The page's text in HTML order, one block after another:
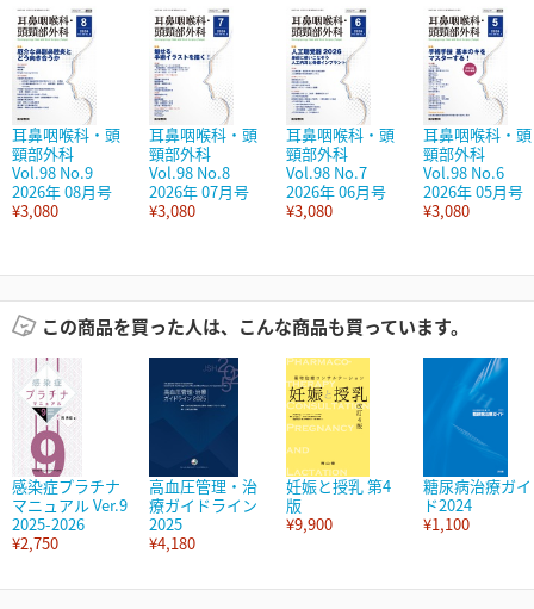
耳鼻咽喉科・頭
頸部外科
Vol.98 No.9
2026年 08月号
¥3,080
耳鼻咽喉科・頭
頸部外科
Vol.98 No.8
2026年 07月号
¥3,080
耳鼻咽喉科・頭
頸部外科
Vol.98 No.7
2026年 06月号
¥3,080
耳鼻咽喉科・頭
頸部外科
Vol.98 No.6
2026年 05月号
¥3,080
この商品を買った人は、こんな商品も買っています。
感染症プラチナ
マニュアル Ver.9
2025-2026
¥2,750
高血圧管理・治
療ガイドライン
2025
¥4,180
妊娠と授乳 第4
版
¥9,900
糖尿病治療ガイ
ド2024
¥1,100